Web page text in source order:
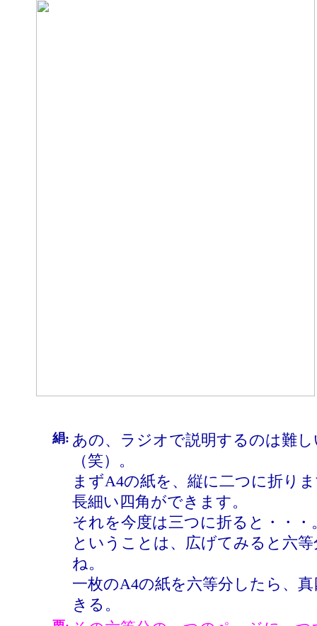
絹: あの、ラジオで説明するのは難
（笑）。
まずA4の紙を、縦に二つに折り
長細い四角ができます。
それを今度は三つに折ると・・・
ということは、広げてみると六
ね。
一枚のA4の紙を六等分したら、
きる。